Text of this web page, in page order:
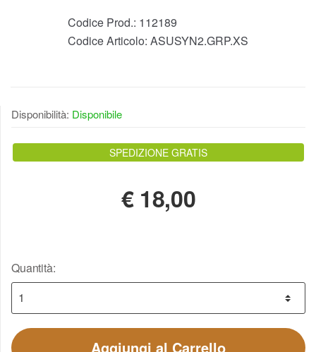
Codice Prod.: 112189
Codice Articolo: ASUSYN2.GRP.XS
Disponibilità: Disponibile
SPEDIZIONE GRATIS
€ 18,00
Quantità:
Aggiungi al Carrello